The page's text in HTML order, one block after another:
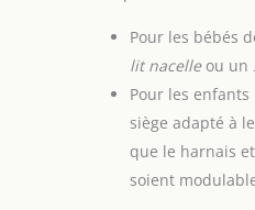
Pour les bébés
lit nacelleou un
Pour les
siège adapté à
que le harnais
soient